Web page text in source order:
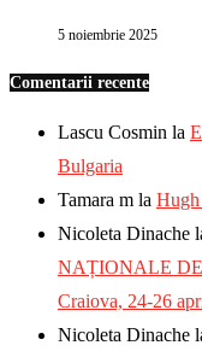
5 noiembrie 2025
Comentarii recente
Lascu Cosmin la
Bulgaria
Tamara m la
Nicoleta Dinache
NAȚIONALE DE
Craiova, 24-26
Nicoleta Dinache